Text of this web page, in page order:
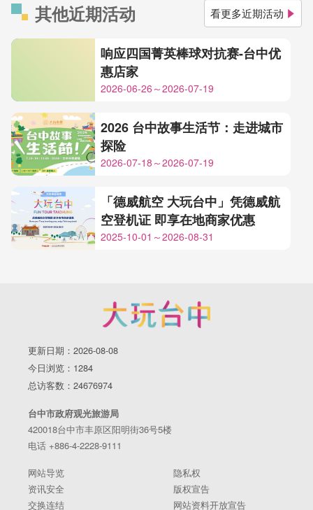
其他近期活动 看更多近期活动
响应四国菁英棒球对抗赛-台中优
惠店家
2026-06-26～2026-07-19
2026 台中故事生活节：走进城市
探险
2026-07-18～2026-07-19
「德威航空 大玩台中」凭德威航
空登机证 即享在地商家优惠
2025-10-01～2026-08-31
更新日期：2026-08-08
今日浏览：1284
总访客数：24676974
台中市政府观光旅游局
420018台中市丰原区阳明街36号5楼
电话 +886-4-2228-9111
网站导览
隐私权
资讯安全
版权宣告
交换连结
网站资料开放宣告